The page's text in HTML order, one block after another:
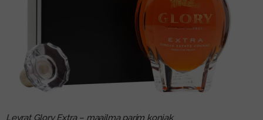
Leyrat Glory Extra – maailma parim konjak